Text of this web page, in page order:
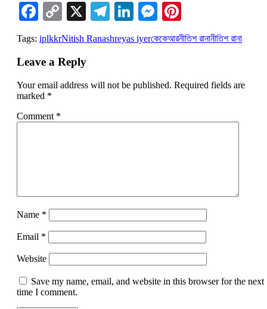
Facebook
Copy
Link
X Telegram
LinkedIn
Messenger
Tags: iplkkrNitish Ranashreyas iyerকেকেআরনীতিশ রানানীতিশ রানা
Leave a Reply
Your email address will not be published. Required fields are
marked *
Comment *
Name *
Email *
Website
Save my name, email, and website in this browser for the next
time I comment.